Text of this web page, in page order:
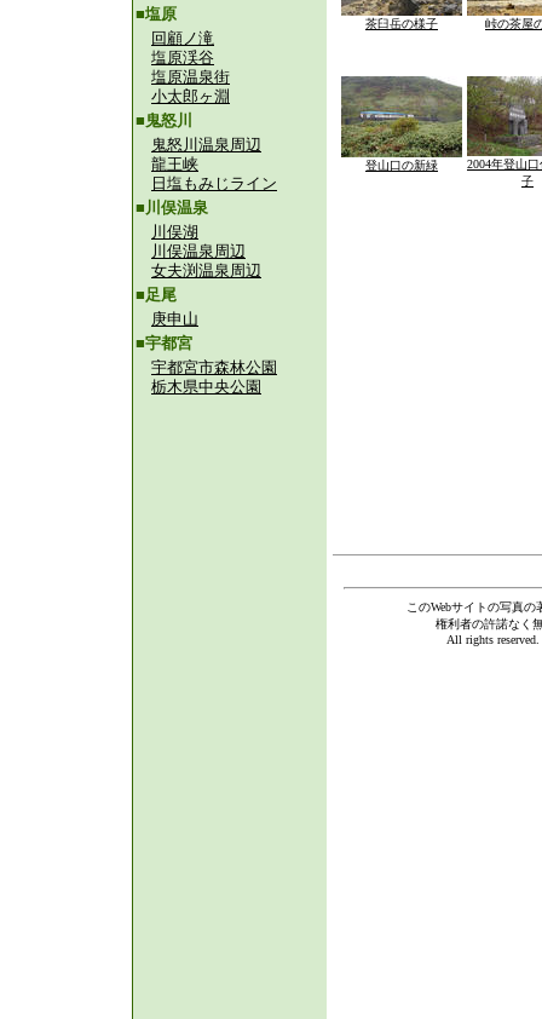
■塩原
回顧ノ滝
塩原渓谷
塩原温泉街
小太郎ヶ淵
■鬼怒川
鬼怒川温泉周辺
龍王峡
日塩もみじライン
■川俣温泉
川俣湖
川俣温泉周辺
女夫渕温泉周辺
■足尾
庚申山
■宇都宮
宇都宮市森林公園
栃木県中央公園
茶臼岳の様子 峠の茶屋
登山口の新緑
2004年登山
子
このWebサイトの写真の
権利者の許諾なく
All rights